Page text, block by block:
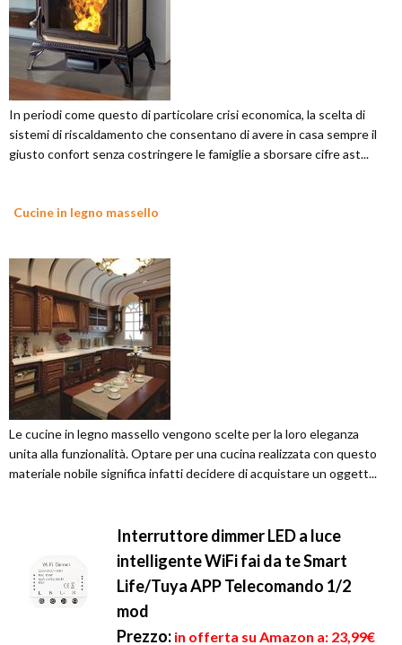
In periodi come questo di particolare crisi economica, la scelta di
sistemi di riscaldamento che consentano di avere in casa sempre il
giusto confort senza costringere le famiglie a sborsare cifre ast...
Cucine in legno massello
Le cucine in legno massello vengono scelte per la loro eleganza
unita alla funzionalità. Optare per una cucina realizzata con questo
materiale nobile significa infatti decidere di acquistare un oggett...
Interruttore dimmer LED a luce
intelligente WiFi fai da te Smart
Life/Tuya APP Telecomando 1/2
mod
Prezzo: in offerta su Amazon a: 23,99€